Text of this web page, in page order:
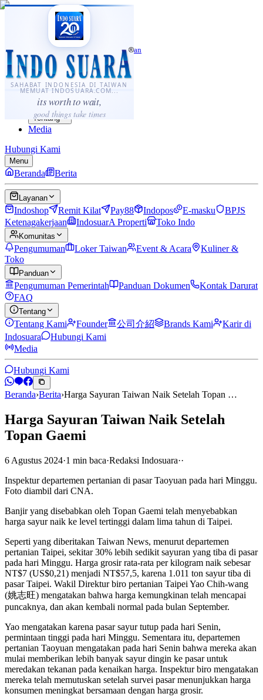
SAHABAT INDONESIA DI TAIWAN
MEMUAT INDOSUARA.COM...
its worth to wait,
good things take times
·...
⌘K
Sahabat Indonesia di Taiwan
Berita
Layanan
Komunitas
Panduan
Tentang
Media
Hubungi Kami
Menu
Beranda Berita
Layanan
Indoshop Remit Kilat Pay88 Indopos E-masku
BPJS
Ketenagakerjaan
IndosuarA Properti Toko Indo
Komunitas
Pengumuman Loker Taiwan Event & Acara
Kuliner &
Toko
Panduan
Pengumuman Pemerintah Panduan Dokumen
Kontak Darurat
FAQ
Tentang
Tentang Kami Founder 公司介紹 Brands Kami
Karir di
Indosuara
Hubungi Kami
Media
Hubungi Kami
Beranda›Berita›Harga Sayuran Taiwan Naik Setelah Topan …
Harga Sayuran Taiwan Naik Setelah
Topan Gaemi
6 Agustus 2024·1 min baca·Redaksi Indosuara··
Inspektur departemen pertanian di pasar Taoyuan pada hari Minggu.
Foto diambil dari CNA.
Banjir yang disebabkan oleh Topan Gaemi telah menyebabkan
harga sayur naik ke level tertinggi dalam lima tahun di Taipei.
Seperti yang diberitakan Taiwan News, menurut departemen
pertanian Taipei, sekitar 30% lebih sedikit sayuran yang tiba di pasar
pada hari Minggu. Harga grosir rata-rata per kilogram naik sebesar
NT$7 (US$0,21) menjadi NT$57,5, karena 1.011 ton sayur tiba di
pasar Taipei. Wakil Direktur biro pertanian Taipei Yao Chih-wang
(姚志旺) mengatakan bahwa harga kemungkinan telah mencapai
puncaknya, dan akan kembali normal pada bulan September.
Yao mengatakan karena pasar sayur tutup pada hari Senin,
permintaan tinggi pada hari Minggu. Sementara itu, departemen
pertanian Taoyuan mengatakan pada hari Senin bahwa mereka akan
mulai memberikan lebih banyak sayur dingin ke pasar untuk
meredakan tekanan pada kenaikan harga. Inspektur biro mengatakan
mereka telah memutuskan setelah survei pasar menunjukkan harga
konsumen meningkat bersamaan dengan harga grosir.